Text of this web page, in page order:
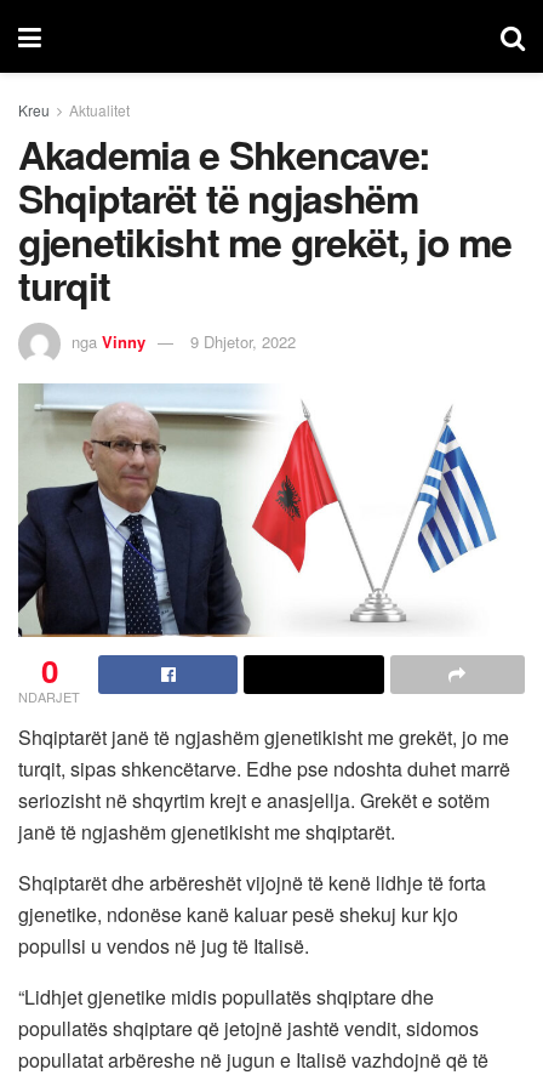
Kreu Aktualitet
Akademia e Shkencave:
Shqiptarët të ngjashëm
gjenetikisht me grekët, jo me
turqit
nga Vinny 9 Dhjetor, 2022
0
NDARJET
Shqiptarët janë të ngjashëm gjenetikisht me grekët, jo me
turqit, sipas shkencëtarve. Edhe pse ndoshta duhet marrë
seriozisht në shqyrtim krejt e anasjellja. Grekët e sotëm
janë të ngjashëm gjenetikisht me shqiptarët.
Shqiptarët dhe arbëreshët vijojnë të kenë lidhje të forta
gjenetike, ndonëse kanë kaluar pesë shekuj kur kjo
popullsi u vendos në jug të Italisë.
“Lidhjet gjenetike midis popullatës shqiptare dhe
popullatës shqiptare që jetojnë jashtë vendit, sidomos
popullatat arbëreshe në jugun e Italisë vazhdojnë që të